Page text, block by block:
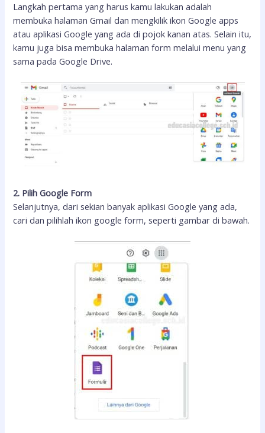
Langkah pertama yang harus kamu lakukan adalah
membuka halaman Gmail dan mengkilik ikon Google apps
atau aplikasi Google yang ada di pojok kanan atas. Selain itu,
kamu juga bisa membuka halaman form melalui menu yang
sama pada Google Drive.
2. Pilih Google Form
Selanjutnya, dari sekian banyak aplikasi Google yang ada,
cari dan pilihlah ikon google form, seperti gambar di bawah.